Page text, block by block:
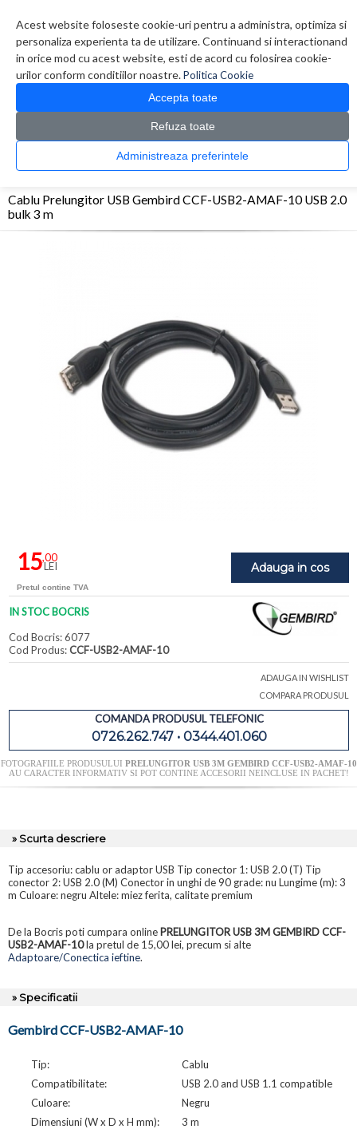
Acest website foloseste cookie-uri pentru a administra, optimiza si
personaliza experienta ta de utilizare. Continuand si interactionand
in orice mod cu acest website, esti de acord cu folosirea cookie-
urilor conform conditiilor noastre.Politica Cookie
Accepta toate
Refuza toate
Administreaza preferintele
0 produs(e)
CATALOG PRODUSE
> Adaptoare/Conectica > Cablu Prelungitor USB Gembird
Cablu Prelungitor USB Gembird CCF-USB2-AMAF-10 USB 2.0
bulk 3 m
Adauga in cos
15,00
LEI
Pretul contine TVA
IN STOC BOCRIS
Cod Bocris: 6077
Cod Produs:CCF-USB2-AMAF-10
ADAUGA IN WISHLIST
COMPARA PRODUSUL
COMANDA PRODUSUL TELEFONIC
0726.262.747 • 0344.401.060
FOTOGRAFIILE PRODUSULUI PRELUNGITOR USB 3M GEMBIRD CCF-USB2-AMAF-10
AU CARACTER INFORMATIV SI POT CONTINE ACCESORII NEINCLUSE IN PACHET!
» Scurta descriere
Tip accesoriu: cablu or adaptor USB Tip conector 1: USB 2.0 (T) Tip
conector 2: USB 2.0 (M) Conector in unghi de 90 grade: nu Lungime (m): 3
m Culoare: negru Altele: miez ferita, calitate premium
De la Bocris poti cumpara online PRELUNGITOR USB 3M GEMBIRD CCF-
USB2-AMAF-10la pretul de 15,00 lei, precum si alte
Adaptoare/Conectica ieftine.
» Specificatii
Gembird CCF-USB2-AMAF-10
Tip:
Cablu
Compatibilitate:
USB 2.0 and USB 1.1 compatible
Culoare:
Negru
Dimensiuni (W x D x H mm):
3 m